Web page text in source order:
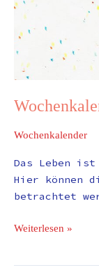
Wochenkalender
Das Leben
Hier können
betrachtet
Weiterlesen »